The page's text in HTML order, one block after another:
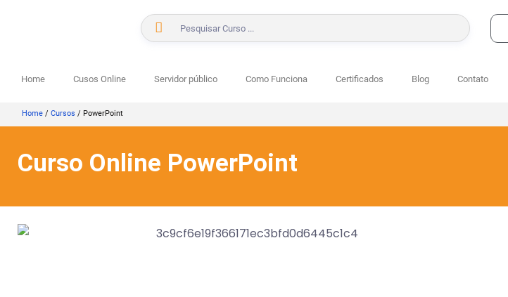
BUSCAR
Home Cusos Online Servidor público Como Funciona Certificados Blog Contato
Home / Cursos / PowerPoint
Curso Online PowerPoint